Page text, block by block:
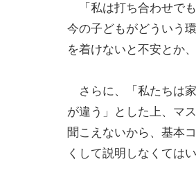
「私は打ち合わせで
今の子どもがどういう
を着けないと不安とか
さらに、「私たちは
が違う」とした上、マ
聞こえないから、基本
くして説明しなくては